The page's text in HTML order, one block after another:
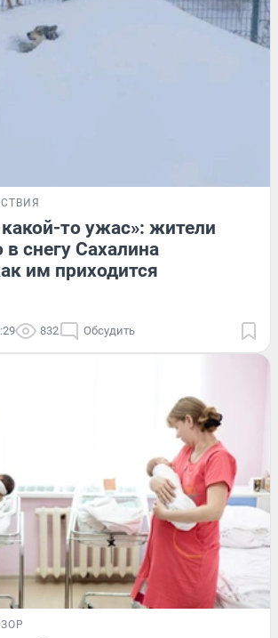
то ужас»: жители
снегу Сахалина
им приходится
832 Обсудить